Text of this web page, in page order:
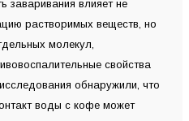
заваривания влияет не
растворимых веществ, но
молекул,
свойства
обнаружили, что
воды с кофе может